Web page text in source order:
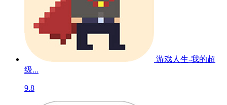
游戏人生-我的超
级...
9.8